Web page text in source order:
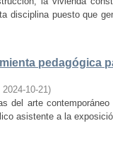
disciplina puesto que
pedagógica
2024-10-21)
del arte
asistente a la